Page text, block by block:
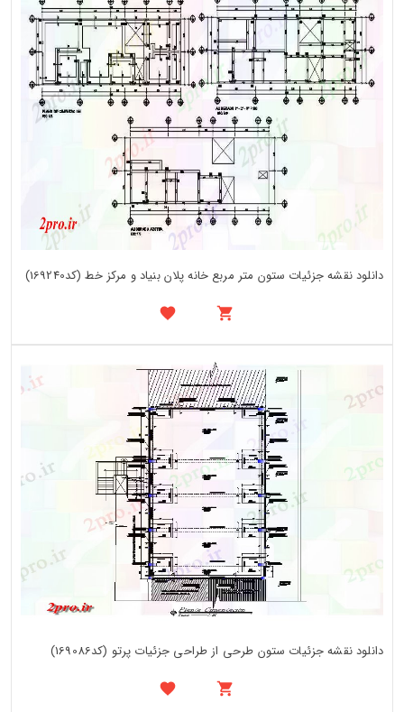
دانلود نقشه جزئیات ستون متر مربع خانه پلان بنیاد و مرکز خط (کد169240)
دانلود نقشه جزئیات ستون طرحی از طراحی جزئیات پرتو (کد169086)